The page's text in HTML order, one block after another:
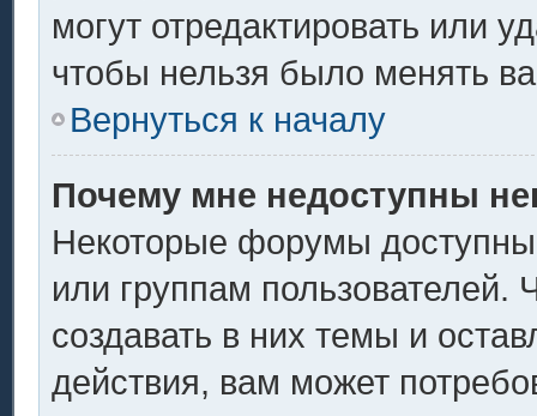
могут отредактировать или
чтобы нельзя было менять
Вернуться к началу
Почему мне недоступны
Некоторые форумы
или группам
создавать в них темы и
действия, вам может